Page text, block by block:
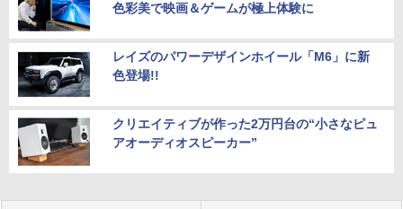
色彩美で映画＆ゲームが極上体験に
レイズのパワーデザインホイール「M6」に新
色登場!!
クリエイティブが作った2万円台の“小さなピュ
アオーディオスピーカー”